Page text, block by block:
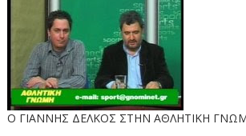
Ο ΓΙΑΝΝΗΣ ΔΕΛΚΟΣ ΣΤΗΝ ΑΘΛΗΤΙΚΗ